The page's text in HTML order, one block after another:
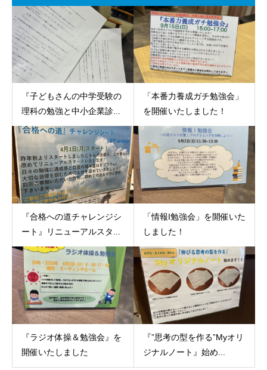
『子どもさんの中学受験の
理科の勉強と中小企業診...
「本番力養成ガチ勉強会」
を開催いたしました！
『合格への道チャレンジシ
ート』リニューアルスタ...
「情報I勉強会」を開催いた
しました！
『ラジオ体操＆勉強会』を
開催いたしました
『”思考の型を作る”Myオリ
ジナルノート』始め...